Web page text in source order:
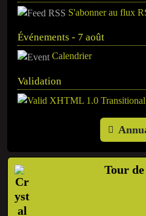
S'abonner au flux
Événements - 7 août
Calendrier
Validation
Tour